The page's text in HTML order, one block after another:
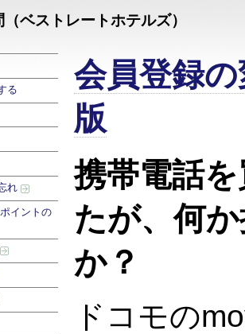
ベストレートホテルズ）
る
れ
イントの
会員登録
版
携帯電話
たが、何
か？
ドコモの